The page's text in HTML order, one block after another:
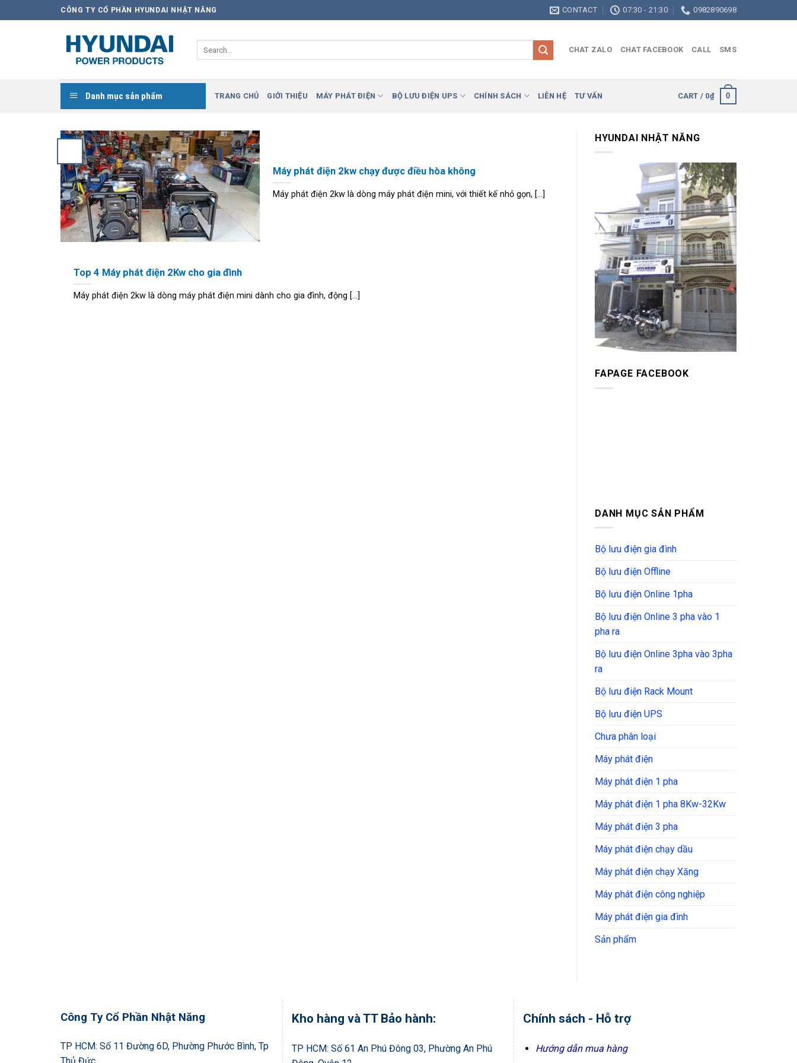
to
CÔNG TY CỔ PHẦN HYUNDAI NHẬT NĂNG CONTACT 07:30 - 21:30 0982890698
CHAT ZALO CHAT FACEBOOK CALL SMS
Danh mục sản phẩm TRANG CHỦ GIỚI THIỆU MÁY PHÁT ĐIỆN BỘ LƯU ĐIỆN UPS CHÍNH SÁCH LIÊN HỆ TƯ VẤN CART / 0₫ 0
Máy phát điện 2kw chạy được điều hòa không
Máy phát điện 2kw là dòng máy phát điện mini, với thiết kế nhỏ gọn, [...]
Top 4 Máy phát điện 2Kw cho gia đình
Máy phát điện 2kw là dòng máy phát điện mini dành cho gia đình, động [...]
HYUNDAI NHẬT NĂNG
FAPAGE FACEBOOK
DANH MỤC SẢN PHẨM
Bộ lưu điện gia đình
Bộ lưu điện Offline
Bộ lưu điện Online 1pha
Bộ lưu điện Online 3 pha vào 1
pha ra
Bộ lưu điện Online 3pha vào 3pha
ra
Bộ lưu điện Rack Mount
Bộ lưu điện UPS
Chưa phân loại
Máy phát điện
Máy phát điện 1 pha
Máy phát điện 1 pha 8Kw-32Kw
Máy phát điện 3 pha
Máy phát điện chạy dầu
Máy phát điện chạy Xăng
Máy phát điện công nghiệp
Máy phát điện gia đình
Sản phẩm
Công Ty Cổ Phần Nhật Năng
TP HCM: Số 11 Đường 6D, Phường Phước Bình, Tp
Kho hàng và TT Bảo hành:
TP HCM: Số 61 An Phú Đông 03, Phường An Phú
Chính sách - Hỗ trợ
Hướng dẫn mua hàng